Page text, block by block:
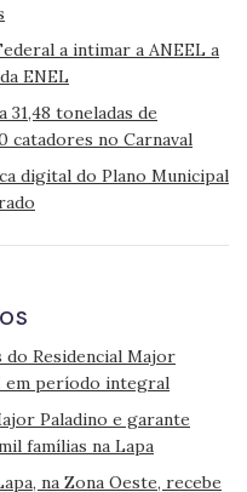
a intimar a ANEEL a
ENEL
toneladas de
catadores no Carnaval
digital do Plano Municipal
Residencial Major
em período integral
Paladino e garante
famílias na Lapa
na Zona Oeste, recebe